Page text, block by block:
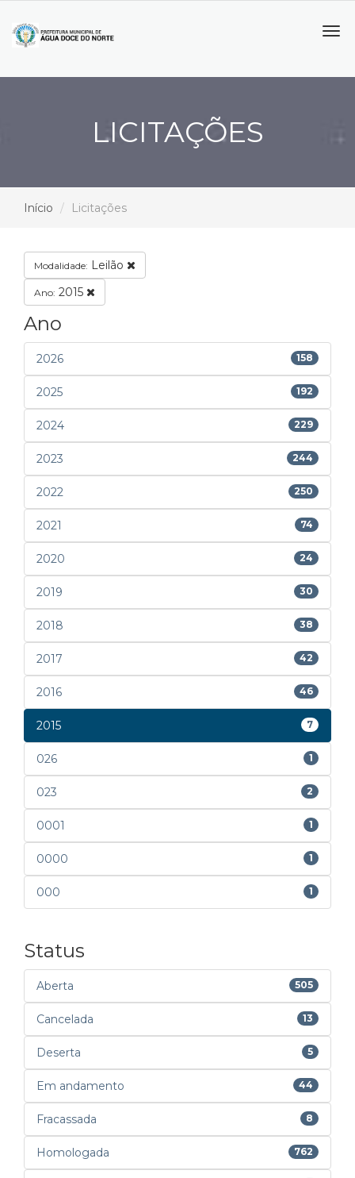
LICITAÇÕES
Início Licitações
Modalidade: Leilão
Ano: 2015
Ano
2026 158
2025 192
2024 229
2023 244
2022 250
2021 74
2020 24
2019 30
2018 38
2017 42
2016 46
2015 7
026 1
023 2
0001 1
0000 1
000 1
Status
Aberta 505
Cancelada 13
Deserta 5
Em andamento 44
Fracassada 8
Homologada 762